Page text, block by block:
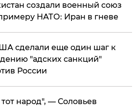
создали военный союз
НАТО: Иран в гневе
сделали еще один шаг к
"адских санкций"
России
народ", — Соловьев